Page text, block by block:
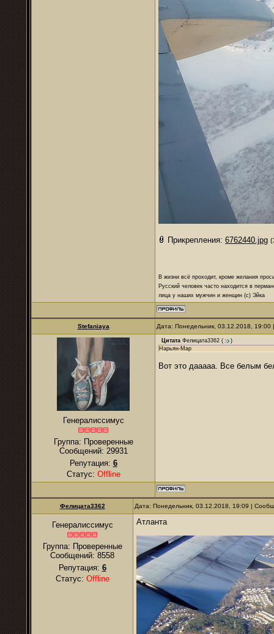
Прикрепления: 6762440.jpg
В жизни всё проходит, кроме желания
Русский человек часто находится в
лица у наших мужчин и женщин (с) Эйка
Stefaniaya Дата: Понедельник, 03.12.2018,
Генералиссимус
Группа: Проверенные
Сообщений: 29931
Репутация: 6
Статус: Offline
Цитата Фелицата3362 (
)
Нарьян-Мар
Вот это дааааа. Все белым
Фелицата3362 Дата: Понедельник, 03.12.2018, 19:09 |
Генералиссимус
Группа: Проверенные
Сообщений: 8558
Репутация: 6
Статус: Offline
Атланта